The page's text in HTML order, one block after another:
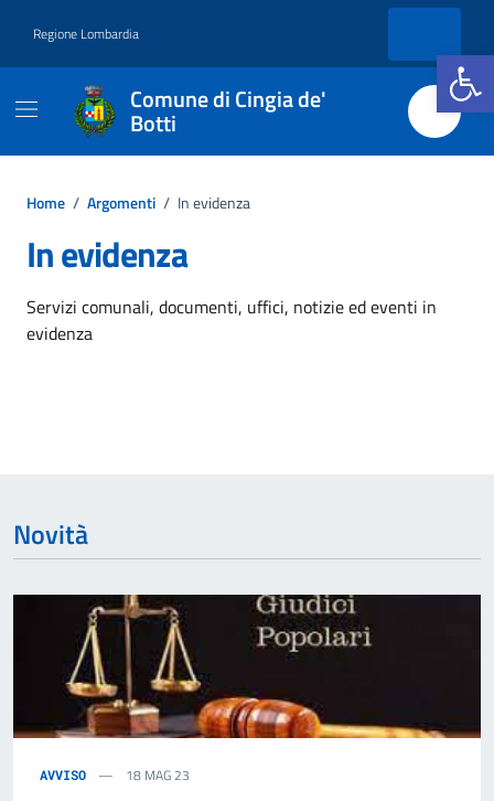
Apri la
Regione Lombardia
Comune di Cingia de'
Botti
Home / Argomenti / In evidenza
In evidenza
Dettagli dell'argomento
Servizi comunali, documenti, uffici, notizie ed eventi in
evidenza
Novità
AVVISO 18 MAG 23